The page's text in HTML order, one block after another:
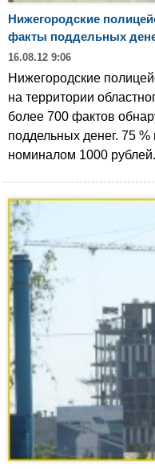
Нижегородские
факты поддельных
16.08.12 9:06
Нижегородские
на территории
более 700 фактов
поддельных денег. 75
номиналом 1000 рублей.